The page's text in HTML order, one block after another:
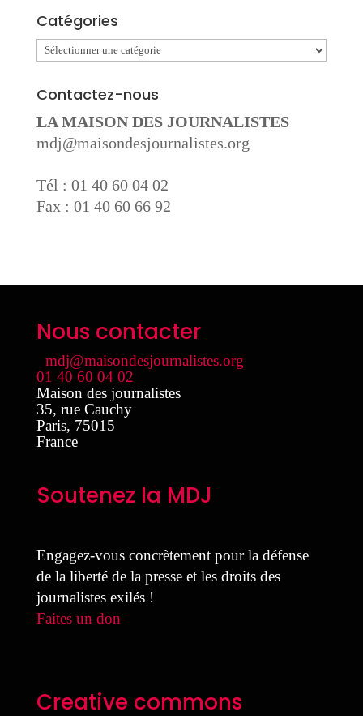
Catégories
Catégories
Contactez-nous
LA MAISON DES JOURNALISTES
mdj@maisondesjournalistes.org
Tél : 01 40 60 04 02
Fax : 01 40 60 66 92
Nous contacter
mdj@maisondesjournalistes.org
01 40 60 04 02
Maison des journalistes
35, rue Cauchy
Paris, 75015
France
Soutenez la MDJ
Engagez-vous concrètement pour la défense
de la liberté de la presse et les droits des
journalistes exilés !
Faites un don
Creative commons